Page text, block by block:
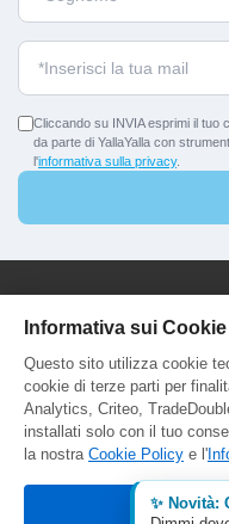
Informativa sui Cookie
Questo sito utilizza cookie
cookie di terze parti per
Analytics, Criteo,
installati solo con il tuo
la nostra Cookie Policy e l'
✨ Novità:
Cliccando su INVIA esprimi il tuo
da parte di YallaYalla con
l'informativa sulla privacy.
Sede
Viale
P.Iva e
Aut. Reg.